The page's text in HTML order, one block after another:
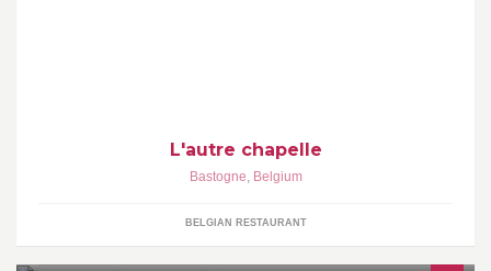
L'autre chapelle
Bastogne, Belgium
BELGIAN RESTAURANT